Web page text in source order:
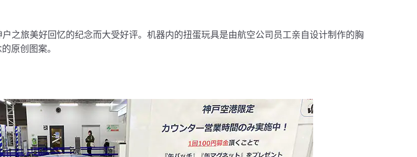
之旅美好回忆的纪念而大受好评。机器内的扭蛋玩具是由航空公司员工亲自设计制作的胸
原创图案。